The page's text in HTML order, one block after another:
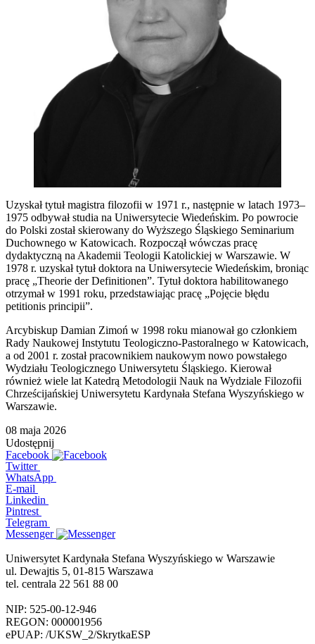
Uzyskał tytuł magistra filozofii w 1971 r., następnie w latach 1973–
1975 odbywał studia na Uniwersytecie Wiedeńskim. Po powrocie
do Polski został skierowany do Wyższego Śląskiego Seminarium
Duchownego w Katowicach. Rozpoczął wówczas pracę
dydaktyczną na Akademii Teologii Katolickiej w Warszawie. W
1978 r. uzyskał tytuł doktora na Uniwersytecie Wiedeńskim, broniąc
pracę „Theorie der Definitionen”. Tytuł doktora habilitowanego
otrzymał w 1991 roku, przedstawiając pracę „Pojęcie błędu
petitionis principii”.
Arcybiskup Damian Zimoń w 1998 roku mianował go członkiem
Rady Naukowej Instytutu Teologiczno-Pastoralnego w Katowicach,
a od 2001 r. został pracownikiem naukowym nowo powstałego
Wydziału Teologicznego Uniwersytetu Śląskiego. Kierował
również wiele lat Katedrą Metodologii Nauk na Wydziale Filozofii
Chrześcijańskiej Uniwersytetu Kardynała Stefana Wyszyńskiego w
Warszawie.
08 maja 2026
Udostępnij
Facebook
Twitter
WhatsApp
E-mail
Linkedin
Pintrest
Telegram
Messenger
Uniwersytet Kardynała Stefana Wyszyńskiego w Warszawie
ul. Dewajtis 5, 01-815 Warszawa
tel. centrala 22 561 88 00
NIP: 525-00-12-946
REGON: 000001956
ePUAP: /UKSW_2/SkrytkaESP